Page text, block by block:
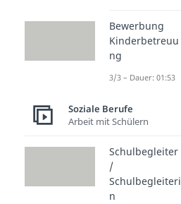
Bewerbung
Kinderbetreuu
ng
3/3 – Dauer: 01:53
Soziale Berufe
Arbeit mit Schülern
Schulbegleiter
/
Schulbegleiteri
n